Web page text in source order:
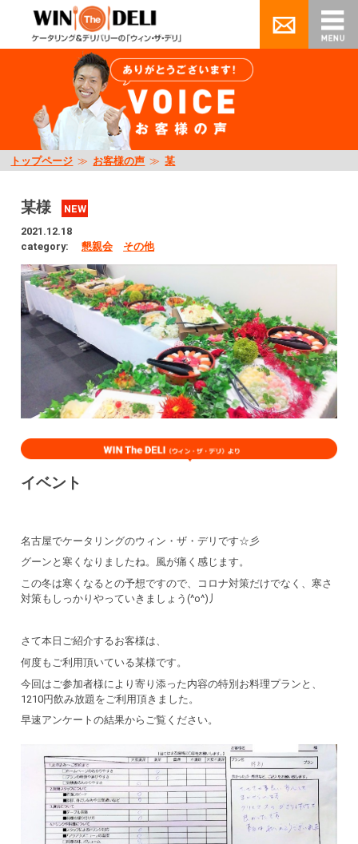
トップページ ≫ お客様の声 ≫某
某様
NEW
2021.12.18
category:
懇親会 その他
イベント
名古屋でケータリングのウィン・ザ・デリです☆彡
グーンと寒くなりましたね。風が痛く感じます。
この冬は寒くなるとの予想ですので、コロナ対策だけでなく、寒さ
対策もしっかりやっていきましょう(^o^)丿
さて本日ご紹介するお客様は、
何度もご利用頂いている某様です。
今回はご参加者様により寄り添った内容の特別お料理プランと、
1210円飲み放題をご利用頂きました。
早速アンケートの結果からご覧ください。